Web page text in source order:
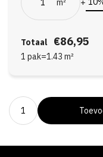
Totaal €86,95
1 pak=1.43 m²